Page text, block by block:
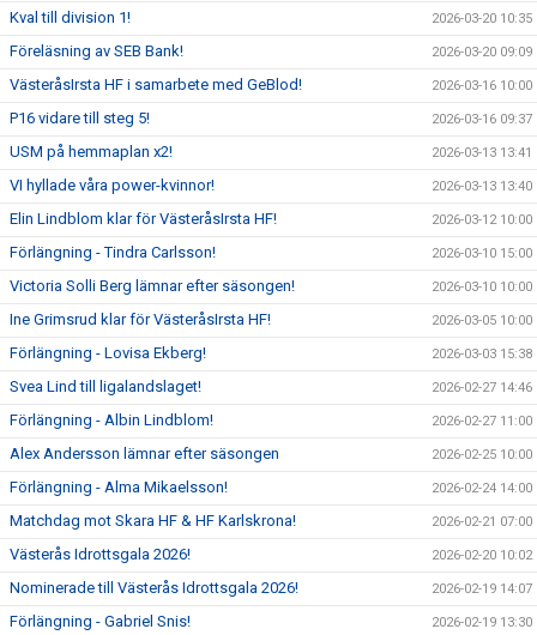
Kval till division 1! 2026-03-20 10:35
Föreläsning av SEB Bank! 2026-03-20 09:09
VästeråsIrsta HF i samarbete med GeBlod! 2026-03-16 10:00
P16 vidare till steg 5! 2026-03-16 09:37
USM på hemmaplan x2! 2026-03-13 13:41
VI hyllade våra power-kvinnor! 2026-03-13 13:40
Elin Lindblom klar för VästeråsIrsta HF! 2026-03-12 10:00
Förlängning - Tindra Carlsson! 2026-03-10 15:00
Victoria Solli Berg lämnar efter säsongen! 2026-03-10 10:00
Ine Grimsrud klar för VästeråsIrsta HF! 2026-03-05 10:00
Förlängning - Lovisa Ekberg! 2026-03-03 15:38
Svea Lind till ligalandslaget! 2026-02-27 14:46
Förlängning - Albin Lindblom! 2026-02-27 11:00
Alex Andersson lämnar efter säsongen 2026-02-25 10:00
Förlängning - Alma Mikaelsson! 2026-02-24 14:00
Matchdag mot Skara HF & HF Karlskrona! 2026-02-21 07:00
Västerås Idrottsgala 2026! 2026-02-20 10:02
Nominerade till Västerås Idrottsgala 2026! 2026-02-19 14:07
Förlängning - Gabriel Snis! 2026-02-19 13:30